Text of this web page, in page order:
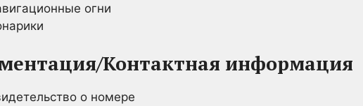
огни
Контактная информация
о номере